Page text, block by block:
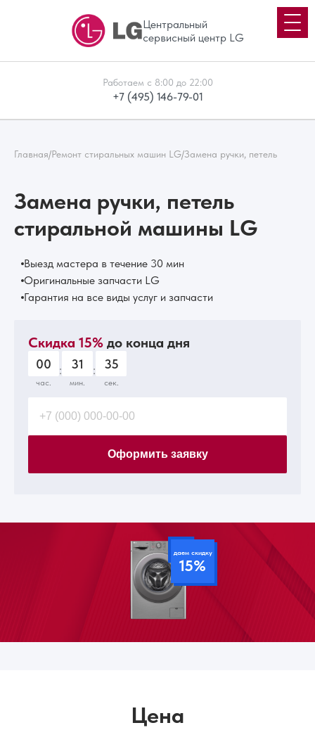
Центральный
сервисный центр LG
Работаем с 8:00 до 22:00
+7 (495) 146-79-01
Главная/Ремонт стиральных машин LG/Замена ручки, петель
Замена ручки, петель
стиральной машины LG
Выезд мастера в течение 30 мин
Оригинальные запчасти LG
Гарантия на все виды услуг и запчасти
Скидка 15% до конца дня
00
час.
: 31
мин.
: 33
сек.
Оформить заявку
даем скидку
15%
Цена